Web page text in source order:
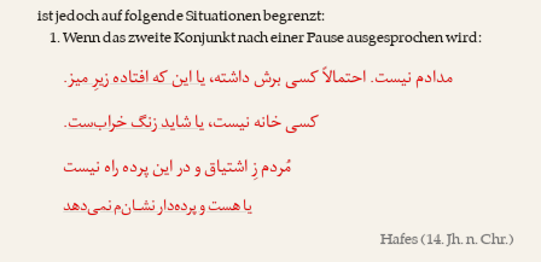
ist jedoch auf folgende Situationen begrenzt:
Wenn das zweite Konjunkt nach einer Pause ausgesprochen wird:
مدادم نیست. احتمالاً کسی برش داشته،یا این که افتاده زیرِ میز.
کسی خانه نیست،یا شاید زنگ خراب‌ست.
مُردم زِ اشتیاق و در این پرده راه نیست
یا هست و پرده‌دار نشـان‌م نمی‌دهد
Hafes(14. Jh. n. Chr.)